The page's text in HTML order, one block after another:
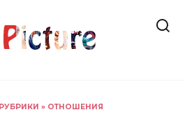
» ОТНОШЕНИЯ